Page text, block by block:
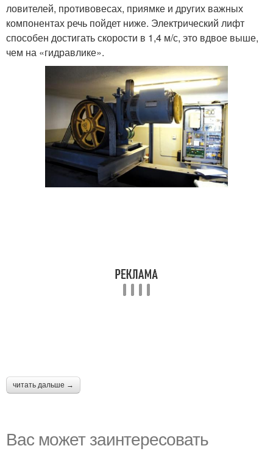
ловителей, противовесах, приямке и других важных
компонентах речь пойдет ниже. Электрический лифт
способен достигать скорости в 1,4 м/с, это вдвое выше,
чем на «гидравлике».
читать дальше →
Вас может заинтересовать